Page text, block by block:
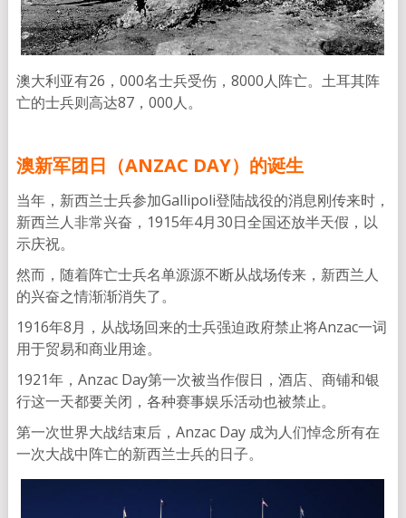
澳大利亚有26，000名士兵受伤，8000人阵亡。土耳其阵
亡的士兵则高达87，000人。
澳新军团日（ANZAC DAY）的诞生
当年，新西兰士兵参加Gallipoli登陆战役的消息刚传来时，
新西兰人非常兴奋，1915年4月30日全国还放半天假，以
示庆祝。
然而，随着阵亡士兵名单源源不断从战场传来，新西兰人
的兴奋之情渐渐消失了。
1916年8月，从战场回来的士兵强迫政府禁止将Anzac一词
用于贸易和商业用途。
1921年，Anzac Day第一次被当作假日，酒店、商铺和银
行这一天都要关闭，各种赛事娱乐活动也被禁止。
第一次世界大战结束后，Anzac Day 成为人们悼念所有在
一次大战中阵亡的新西兰士兵的日子。